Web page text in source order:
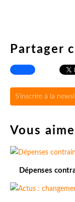
Partager
S'inscrire à la
Vous
Dépenses